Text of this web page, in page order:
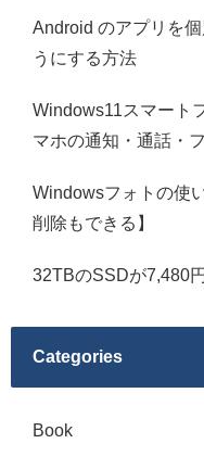
Android のアプリを
うにする方法
Windows11スマート
マホの通知・通話・
Windowsフォトの使
削除もできる】
32TBのSSDが7,480
Categories
Book